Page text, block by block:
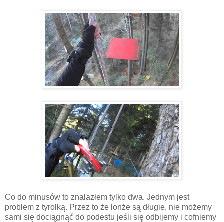
Co do minusów to znalazłem tylko dwa. Jednym jest
problem z tyrolką. Przez to że lonże są długie, nie możemy
sami się dociągnąć do podestu jeśli się odbijemy i cofniemy